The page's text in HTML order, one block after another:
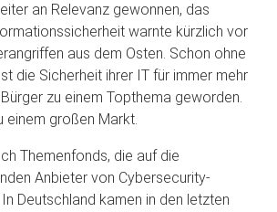
an Relevanz gewonnen, das
warnte kürzlich vor
aus dem Osten. Schon ohne
die Sicherheit ihrer IT für immer mehr
zu einem Topthema geworden.
einem großen Markt.
Themenfonds, die auf die
Anbieter von Cybersecurity-
Deutschland kamen in den letzten